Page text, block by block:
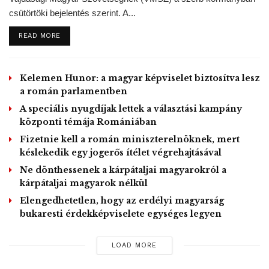
magyarok a magyar nemzethez tartozás kifejezéseként úgy
megőrizhessék szlovák állampolgárságukat is.
Tags: memorandum politika
Trianon 100
csütörtöki bejelentés szerint. A...
READ MOREDETAILS
Kelemen Hunor: a magyar képviselet biztosítva lesz
a román parlamentben
A speciális nyugdíjak lettek a választási kampány
központi témája Romániában
Fizetnie kell a román miniszterelnöknek, mert
késlekedik egy jogerős ítélet végrehajtásával
Ne dönthessenek a kárpátaljai magyarokról a
kárpátaljai magyarok nélkül
Elengedhetetlen, hogy az erdélyi magyarság
bukaresti érdekképviselete egységes legyen
LOAD MORE